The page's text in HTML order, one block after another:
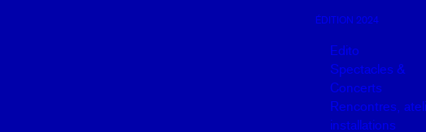
ÉDITION 2024
Edito
Spectacles &
Concerts
Rencontres,
installations